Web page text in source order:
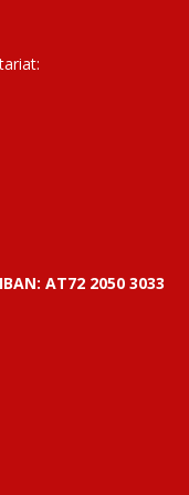
AT72 2050 3033